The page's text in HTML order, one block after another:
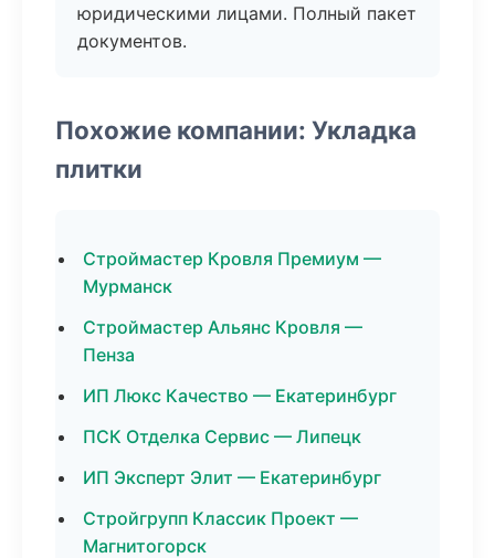
юридическими лицами. Полный пакет
документов.
Похожие компании: Укладка
плитки
Строймастер Кровля Премиум —
Мурманск
Строймастер Альянс Кровля —
Пенза
ИП Люкс Качество — Екатеринбург
ПСК Отделка Сервис — Липецк
ИП Эксперт Элит — Екатеринбург
Стройгрупп Классик Проект —
Магнитогорск